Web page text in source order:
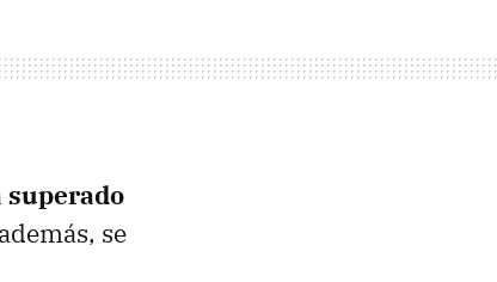
superado
se